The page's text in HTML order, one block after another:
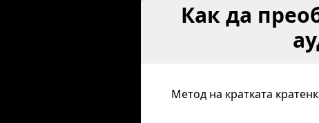
Как да
Метод на кратката